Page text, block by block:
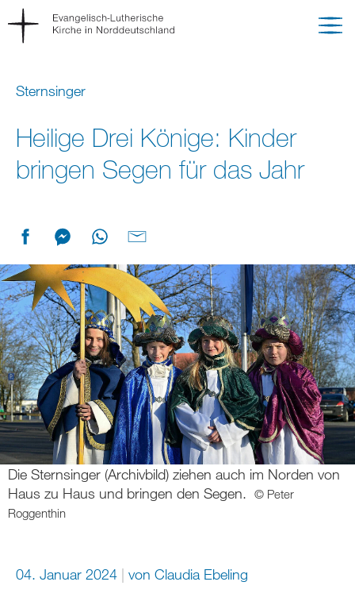
Sternsinger
Heilige Drei Könige: Kinder
bringen Segen für das Jahr
Die Sternsinger (Archivbild) ziehen auch im Norden von
Haus zu Haus und bringen den Segen.
© Peter
Roggenthin
04. Januar 2024 vonClaudia Ebeling